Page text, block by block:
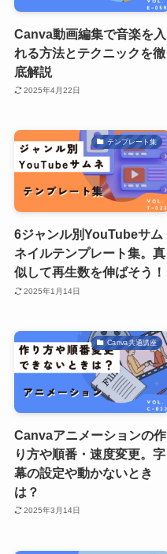
Canva動画編集で音楽を入
れる方法とテクニックを徹
底解説
2025年4月22日
テンプレート集
6ジャンル別YouTubeサム
ネイルテンプレート集。真
似して再生数を伸ばそう！
2025年1月14日
Canva共通講座
Canvaアニメーションの作
り方や順番・速度変更。字
幕の設定や動かないとき
は？
2025年3月14日